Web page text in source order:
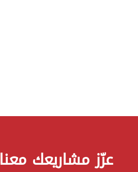
عزّز مشاريعك معنا